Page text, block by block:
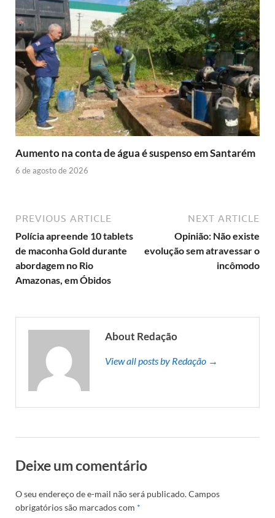
Aumento na conta de água é suspenso em Santarém
6 de agosto de 2026
PREVIOUS ARTICLE
Polícia apreende 10 tablets
de maconha Gold durante
abordagem no Rio
Amazonas, em Óbidos
NEXT ARTICLE
Opinião: Não existe
evolução sem atravessar o
incômodo
About Redação
View all posts by Redação →
Deixe um comentário
O seu endereço de e-mail não será publicado.Campos
obrigatórios são marcados com *